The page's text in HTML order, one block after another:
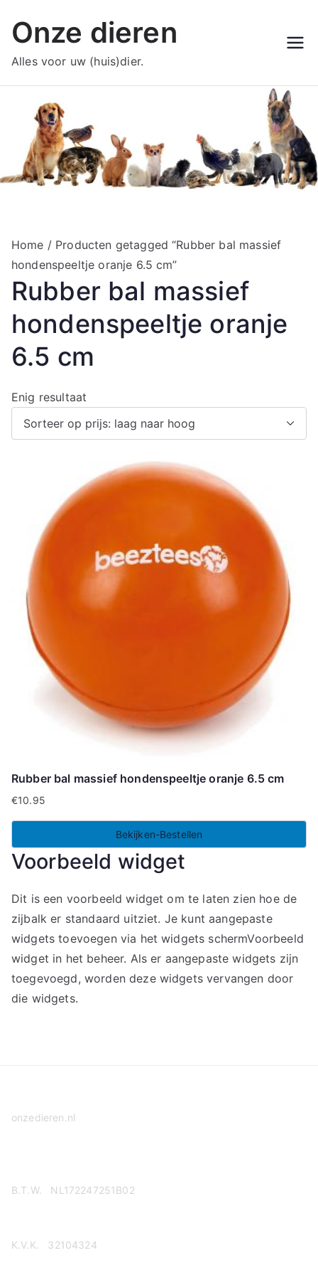
naar
inhoud
Onze dieren
Alles voor uw (huis)dier.
Home / Producten getagged “Rubber bal massief
hondenspeeltje oranje 6.5 cm”
Rubber bal massief
hondenspeeltje oranje
6.5 cm
Enig resultaat
Rubber bal massief hondenspeeltje oranje 6.5 cm
€10.95
Bekijken-Bestellen
Voorbeeld widget
Dit is een voorbeeld widget om te laten zien hoe de
zijbalk er standaard uitziet. Je kunt aangepaste
widgets toevoegen via het widgets schermVoorbeeld
widget in het beheer. Als er aangepaste widgets zijn
toegevoegd, worden deze widgets vervangen door
die widgets.
onzedieren.nl
B.T.W. NL172247251B02
K.V.K. 32104324